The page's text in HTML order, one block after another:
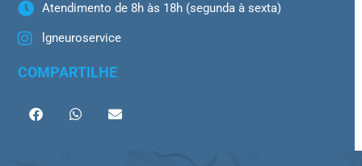
Atendimento de 8h às 18h (segunda à sexta)
lgneuroservice
COMPARTILHE